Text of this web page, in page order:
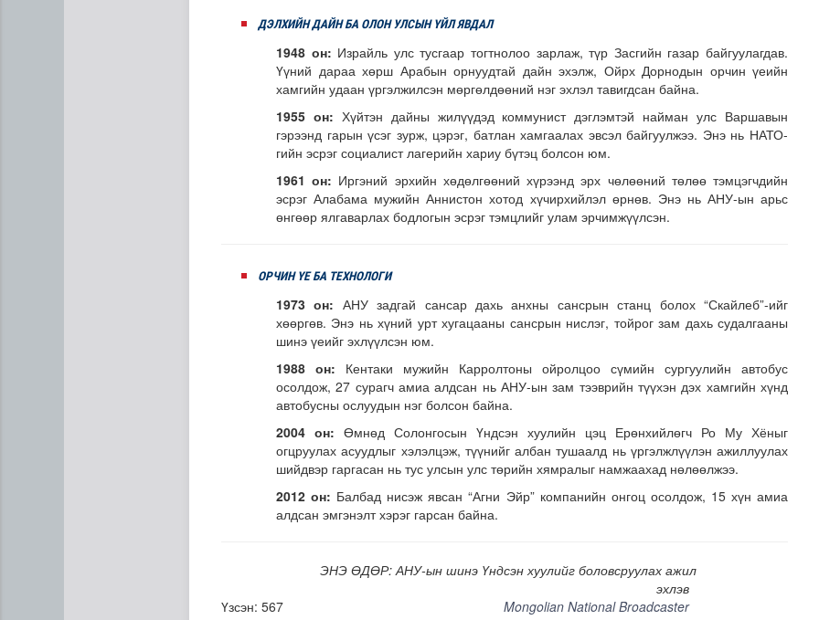
ДЭЛХИЙН ДАЙН БА ОЛОН УЛСЫН ҮЙЛ ЯВДАЛ
1948 он: Израйль улс тусгаар тогтнолоо зарлаж, түр Засгийн газар байгуулагдав.
Үүний дараа хөрш Арабын орнуудтай дайн эхэлж, Ойрх Дорнодын орчин үеийн
хамгийн удаан үргэлжилсэн мөргөлдөөний нэг эхлэл тавигдсан байна.
1955 он: Хүйтэн дайны жилүүдэд коммунист дэглэмтэй найман улс Варшавын
гэрээнд гарын үсэг зурж, цэрэг, батлан хамгаалах эвсэл байгуулжээ. Энэ нь НАТО-
гийн эсрэг социалист лагерийн хариу бүтэц болсон юм.
1961 он: Иргэний эрхийн хөдөлгөөний хүрээнд эрх чөлөөний төлөө тэмцэгчдийн
эсрэг Алабама мужийн Аннистон хотод хүчирхийлэл өрнөв. Энэ нь АНУ-ын арьс
өнгөөр ялгаварлах бодлогын эсрэг тэмцлийг улам эрчимжүүлсэн.
ОРЧИН ҮЕ БА ТЕХНОЛОГИ
1973 он: АНУ задгай сансар дахь анхны сансрын станц болох “Скайлеб”-ийг
хөөргөв. Энэ нь хүний урт хугацааны сансрын нислэг, тойрог зам дахь судалгааны
шинэ үеийг эхлүүлсэн юм.
1988 он: Кентаки мужийн Карролтоны ойролцоо сүмийн сургуулийн автобус
осолдож, 27 сурагч амиа алдсан нь АНУ-ын зам тээврийн түүхэн дэх хамгийн хүнд
автобусны ослуудын нэг болсон байна.
2004 он: Өмнөд Солонгосын Үндсэн хуулийн цэц Ерөнхийлөгч Ро Му Хёныг
огцруулах асуудлыг хэлэлцэж, түүнийг албан тушаалд нь үргэлжлүүлэн ажиллуулах
шийдвэр гаргасан нь тус улсын улс төрийн хямралыг намжаахад нөлөөлжээ.
2012 он: Балбад нисэж явсан “Агни Эйр” компанийн онгоц осолдож, 15 хүн амиа
алдсан эмгэнэлт хэрэг гарсан байна.
ЭНЭ ӨДӨР: АНУ-ын шинэ Үндсэн хуулийг боловсруулах ажил
эхлэв
Үзсэн: 567
Mongolian National Broadcaster